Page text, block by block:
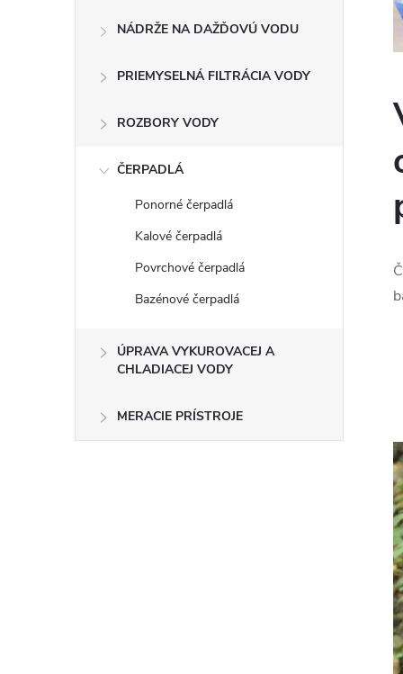
NÁDRŽE NA DAŽĎOVÚ VODU
PRIEMYSELNÁ FILTRÁCIA VODY
ROZBORY VODY
ČERPADLÁ
Ponorné čerpadlá
Kalové čerpadlá
Povrchové čerpadlá
Bazénové čerpadlá
ÚPRAVA VYKUROVACEJ A
CHLADIACEJ VODY
MERACIE PRÍSTROJE